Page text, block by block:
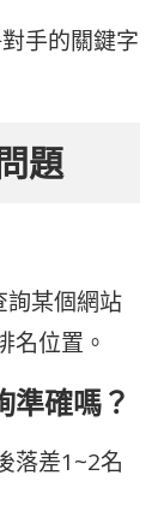
手的關鍵字
題
詢某個網站
名位置。
準確嗎？
落差1~2名